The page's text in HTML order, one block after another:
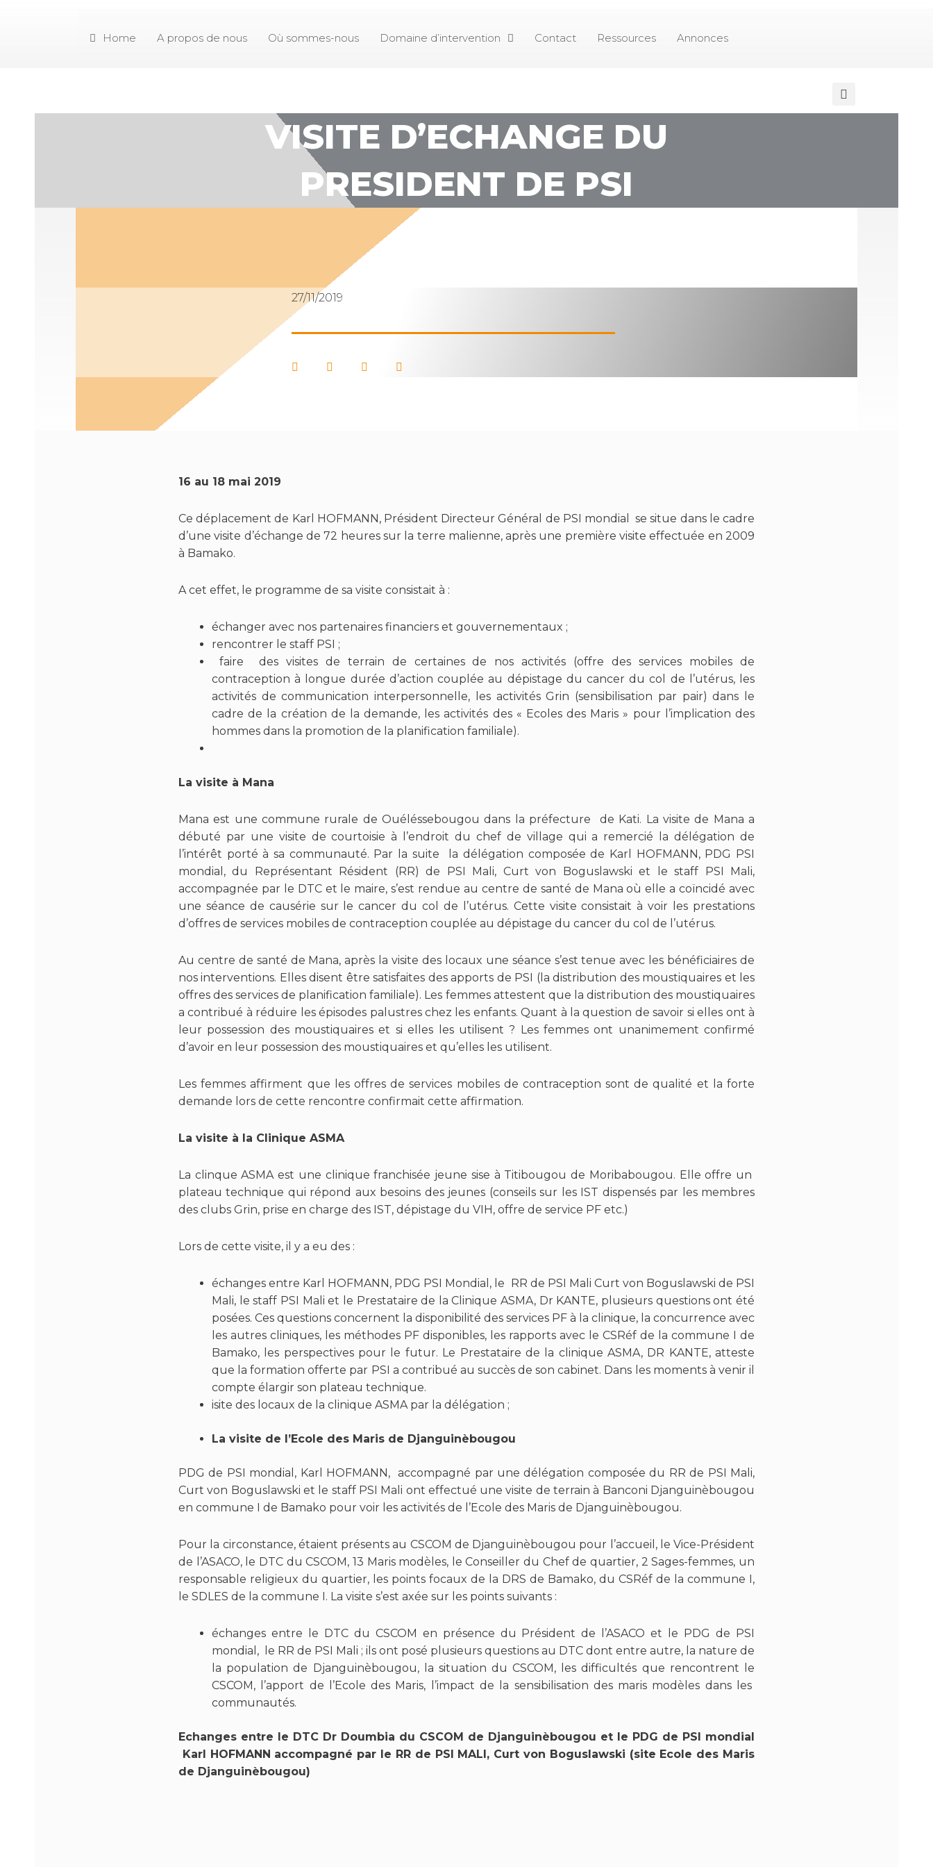
Home A propos de nous Où sommes-nous Domaine d’intervention Contact Ressources Annonces
VISITE D’ECHANGE DU
PRESIDENT DE PSI
27/11/2019
16 au 18 mai 2019
Ce déplacement de Karl HOFMANN, Président Directeur Général de PSI mondial se situe dans le cadre
d’une visite d’échange de 72 heures sur la terre malienne, après une première visite effectuée en 2009
à Bamako.
A cet effet, le programme de sa visite consistait à :
échanger avec nos partenaires financiers et gouvernementaux ;
rencontrer le staff PSI ;
faire des visites de terrain de certaines de nos activités (offre des services mobiles de
contraception à longue durée d’action couplée au dépistage du cancer du col de l’utérus, les
activités de communication interpersonnelle, les activités Grin (sensibilisation par pair) dans le
cadre de la création de la demande, les activités des « Ecoles des Maris » pour l’implication des
hommes dans la promotion de la planification familiale).
La visite à Mana
Mana est une commune rurale de Ouéléssebougou dans la préfecture de Kati. La visite de Mana a
débuté par une visite de courtoisie à l’endroit du chef de village qui a remercié la délégation de
l’intérêt porté à sa communauté. Par la suite la délégation composée de Karl HOFMANN, PDG PSI
mondial, du Représentant Résident (RR) de PSI Mali, Curt von Boguslawski et le staff PSI Mali,
accompagnée par le DTC et le maire, s’est rendue au centre de santé de Mana où elle a coïncidé avec
une séance de causérie sur le cancer du col de l’utérus. Cette visite consistait à voir les prestations
d’offres de services mobiles de contraception couplée au dépistage du cancer du col de l’utérus.
Au centre de santé de Mana, après la visite des locaux une séance s’est tenue avec les bénéficiaires de
nos interventions. Elles disent être satisfaites des apports de PSI (la distribution des moustiquaires et les
offres des services de planification familiale). Les femmes attestent que la distribution des moustiquaires
a contribué à réduire les épisodes palustres chez les enfants. Quant à la question de savoir si elles ont à
leur possession des moustiquaires et si elles les utilisent ? Les femmes ont unanimement confirmé
d’avoir en leur possession des moustiquaires et qu’elles les utilisent.
Les femmes affirment que les offres de services mobiles de contraception sont de qualité et la forte
demande lors de cette rencontre confirmait cette affirmation.
La visite à la Clinique ASMA
La clinque ASMA est une clinique franchisée jeune sise à Titibougou de Moribabougou. Elle offre un
plateau technique qui répond aux besoins des jeunes (conseils sur les IST dispensés par les membres
des clubs Grin, prise en charge des IST, dépistage du VIH, offre de service PF etc.)
Lors de cette visite, il y a eu des :
échanges entre Karl HOFMANN, PDG PSI Mondial, le RR de PSI Mali Curt von Boguslawski de PSI
Mali, le staff PSI Mali et le Prestataire de la Clinique ASMA, Dr KANTE, plusieurs questions ont été
posées. Ces questions concernent la disponibilité des services PF à la clinique, la concurrence avec
les autres cliniques, les méthodes PF disponibles, les rapports avec le CSRéf de la commune I de
Bamako, les perspectives pour le futur. Le Prestataire de la clinique ASMA, DR KANTE, atteste
que la formation offerte par PSI a contribué au succès de son cabinet. Dans les moments à venir il
compte élargir son plateau technique.
isite des locaux de la clinique ASMA par la délégation ;
La visite de l’Ecole des Maris de Djanguinèbougou
PDG de PSI mondial, Karl HOFMANN, accompagné par une délégation composée du RR de PSI Mali,
Curt von Boguslawski et le staff PSI Mali ont effectué une visite de terrain à Banconi Djanguinèbougou
en commune I de Bamako pour voir les activités de l’Ecole des Maris de Djanguinèbougou.
Pour la circonstance, étaient présents au CSCOM de Djanguinèbougou pour l’accueil, le Vice-Président
de l’ASACO, le DTC du CSCOM, 13 Maris modèles, le Conseiller du Chef de quartier, 2 Sages-femmes, un
responsable religieux du quartier, les points focaux de la DRS de Bamako, du CSRéf de la commune I,
le SDLES de la commune I. La visite s’est axée sur les points suivants :
échanges entre le DTC du CSCOM en présence du Président de l’ASACO et le PDG de PSI
mondial, le RR de PSI Mali ; ils ont posé plusieurs questions au DTC dont entre autre, la nature de
la population de Djanguinèbougou, la situation du CSCOM, les difficultés que rencontrent le
CSCOM, l’apport de l’Ecole des Maris, l’impact de la sensibilisation des maris modèles dans les
communautés.
Echanges entre le DTC Dr Doumbia du CSCOM de Djanguinèbougou et le PDG de PSI mondial
Karl HOFMANN accompagné par le RR de PSI MALI, Curt von Boguslawski (site Ecole des Maris
de Djanguinèbougou)